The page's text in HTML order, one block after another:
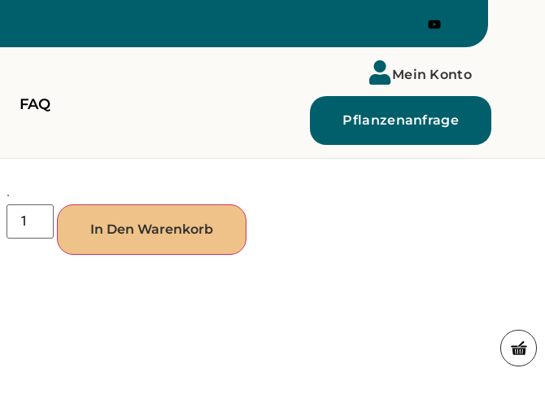
FAQ
Mein Konto
Pflanzenanfrage
.
In Den Warenkorb